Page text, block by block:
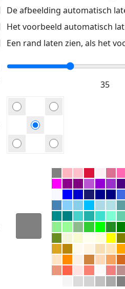
De afbeelding automatisch
Het voorbeeld automatisch
Een rand laten zien, als het